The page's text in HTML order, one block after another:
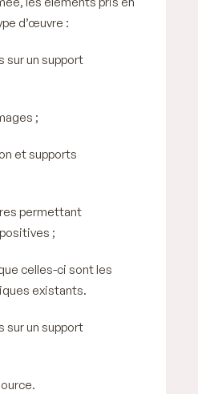
d’œuvre :
sur un support
;
et supports
permettant
;
celles-ci sont les
existants.
sur un support